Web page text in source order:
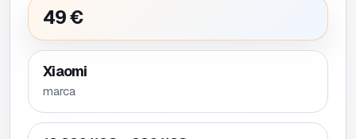
49 €
Xiaomi
marca